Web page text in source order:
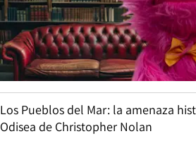
Los Pueblos del Mar: la amenaza
Odisea de Christopher Nolan